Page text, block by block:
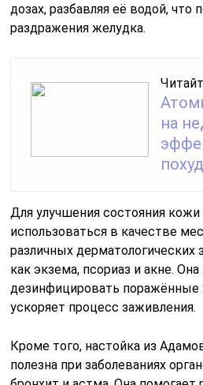
дозах, разбавляя её водой,
раздражения желудка.
на
Для улучшения состояния
использоваться в качестве
различных дерматологических
как экзема, псориаз и акне.
дезинфицировать поражённые
ускоряет процесс заживления.
Кроме того, настойка из
полезна при заболеваниях